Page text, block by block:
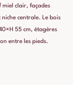
miel clair, façades
centrale. Le bois
55 cm, étagères
entre les pieds.